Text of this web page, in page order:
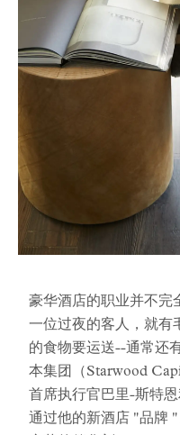
豪华酒店的职业并不完
一位过夜的客人，就有
的食物要运送--通常还
本集团（Starwood
首席执行官巴里-斯特
通过他的新酒店 "品牌